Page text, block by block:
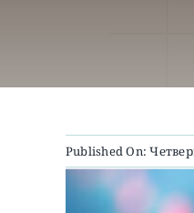
Published On: